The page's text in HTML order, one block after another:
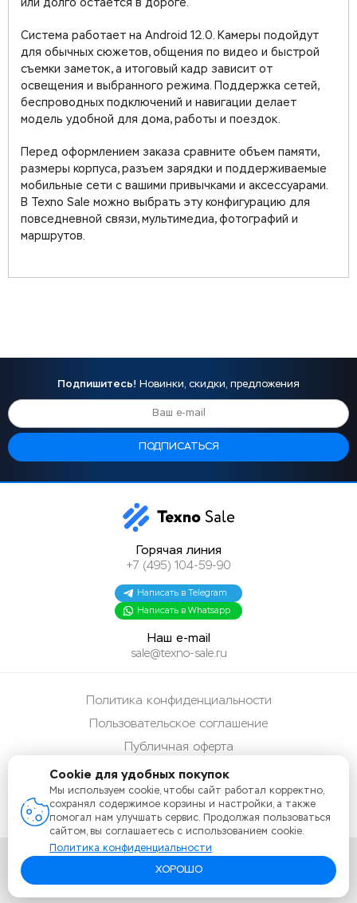
или долго остается в дороге.
Система работает на Android 12.0. Камеры подойдут
для обычных сюжетов, общения по видео и быстрой
съемки заметок, а итоговый кадр зависит от
освещения и выбранного режима. Поддержка сетей,
беспроводных подключений и навигации делает
модель удобной для дома, работы и поездок.
Перед оформлением заказа сравните объем памяти,
размеры корпуса, разъем зарядки и поддерживаемые
мобильные сети с вашими привычками и аксессуарами.
В Texno Sale можно выбрать эту конфигурацию для
повседневной связи, мультимедиа, фотографий и
маршрутов.
Подпишитесь! Новинки, скидки, предложения
Горячая линия
+7 (495) 104-59-90
Написать в Telegram
Написать в Whatsapp
Наш e-mail
sale@texno-sale.ru
Политика конфиденциальности
Пользовательское соглашение
Публичная оферта
Способы оплаты
Карта сайта
Copyright 2026 Texno-Sale.ru Все права защищены
Cookie для удобных покупок
Мы используем cookie, чтобы сайт работал корректно,
сохранял содержимое корзины и настройки, а также
помогал нам улучшать сервис. Продолжая пользоваться
сайтом, вы соглашаетесь с использованием cookie.
Политика конфиденциальности
ХОРОШО